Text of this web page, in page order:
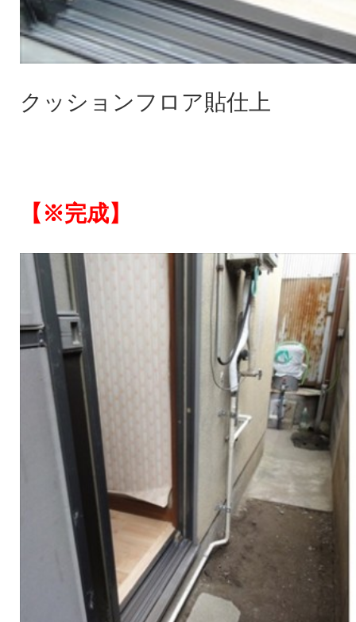
クッションフロア貼仕上
【※完成】